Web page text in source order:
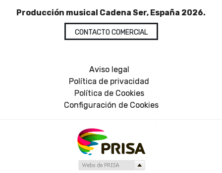
Producción musical Cadena Ser, España 2026.
CONTACTO COMERCIAL
Aviso legal
Política de privacidad
Política de Cookies
Configuración de Cookies